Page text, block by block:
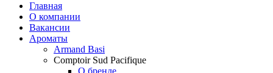
Главная
О компании
Вакансии
Ароматы
Armand Basi
Comptoir Sud Pacifique